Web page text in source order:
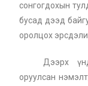
сонгогдохын
бусад дээд
оролцох
Дээрх
оруулсан